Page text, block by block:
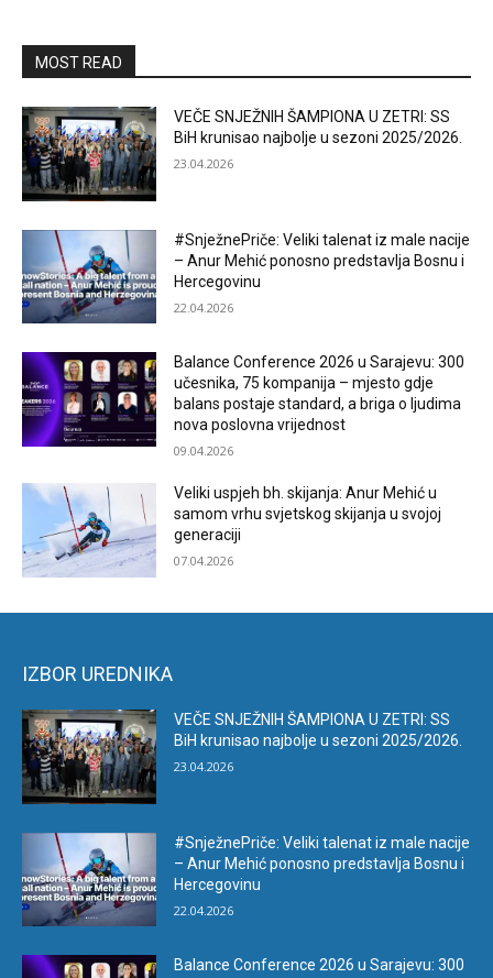
MOST READ
VEČE SNJEŽNIH ŠAMPIONA U ZETRI: SS
BiH krunisao najbolje u sezoni 2025/2026.
23.04.2026
#SnježnePriče: Veliki talenat iz male nacije
– Anur Mehić ponosno predstavlja Bosnu i
Hercegovinu
22.04.2026
Balance Conference 2026 u Sarajevu: 300
učesnika, 75 kompanija – mjesto gdje
balans postaje standard, a briga o ljudima
nova poslovna vrijednost
09.04.2026
Veliki uspjeh bh. skijanja: Anur Mehić u
samom vrhu svjetskog skijanja u svojoj
generaciji
07.04.2026
IZBOR UREDNIKA
VEČE SNJEŽNIH ŠAMPIONA U ZETRI: SS
BiH krunisao najbolje u sezoni 2025/2026.
23.04.2026
#SnježnePriče: Veliki talenat iz male nacije
– Anur Mehić ponosno predstavlja Bosnu i
Hercegovinu
22.04.2026
Balance Conference 2026 u Sarajevu: 300